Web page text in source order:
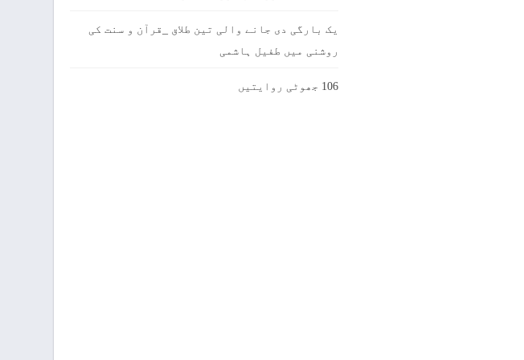
یک بارگی دی جانے والی تین طلاق _قرآن و سنت کی
روشنی میں طفیل ہاشمی
106 جھوٹی روایتیں